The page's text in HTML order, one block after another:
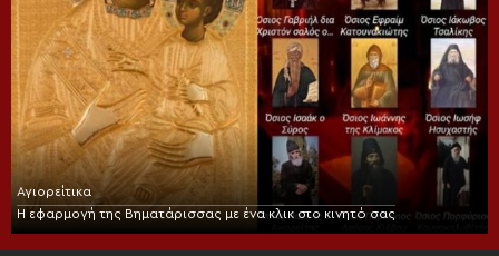
Αγιορείτικα
Η εφαρμογή της Βηματάρισσας με ένα κλικ στο κινητό σας